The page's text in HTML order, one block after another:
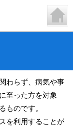
わらず、病気や事
至った方を対象
ものです。
を利用することが